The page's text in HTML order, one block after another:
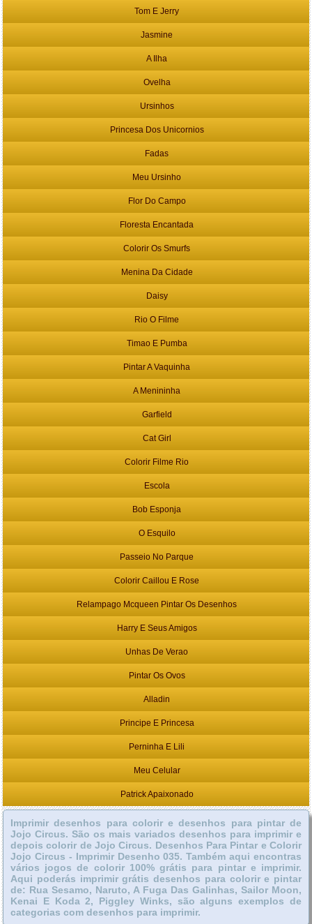
Tom E Jerry
Jasmine
A Ilha
Ovelha
Ursinhos
Princesa Dos Unicornios
Fadas
Meu Ursinho
Flor Do Campo
Floresta Encantada
Colorir Os Smurfs
Menina Da Cidade
Daisy
Rio O Filme
Timao E Pumba
Pintar A Vaquinha
A Menininha
Garfield
Cat Girl
Colorir Filme Rio
Escola
Bob Esponja
O Esquilo
Passeio No Parque
Colorir Caillou E Rose
Relampago Mcqueen Pintar Os Desenhos
Harry E Seus Amigos
Unhas De Verao
Pintar Os Ovos
Alladin
Principe E Princesa
Perninha E Lili
Meu Celular
Patrick Apaixonado
Imprimir desenhos para colorir e desenhos para pintar de
Jojo Circus. São os mais variados desenhos para imprimir e
depois colorir de Jojo Circus. Desenhos Para Pintar e Colorir
Jojo Circus - Imprimir Desenho 035. Também aqui encontras
vários jogos de colorir 100% grátis para pintar e imprimir.
Aqui poderás imprimir grátis desenhos para colorir e pintar
de: Rua Sesamo, Naruto, A Fuga Das Galinhas, Sailor Moon,
Kenai E Koda 2, Piggley Winks, são alguns exemplos de
categorias com desenhos para imprimir.